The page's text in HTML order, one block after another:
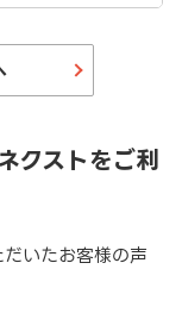
クストをご利
いたお客様の声